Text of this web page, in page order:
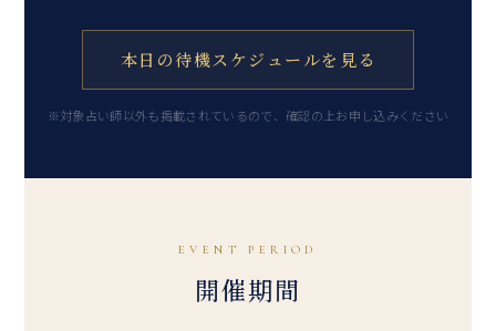
本日の待機スケジュールを見る
※対象占い師以外も掲載されているので、確認の上お申し込みください
EVENT PERIOD
開催期間